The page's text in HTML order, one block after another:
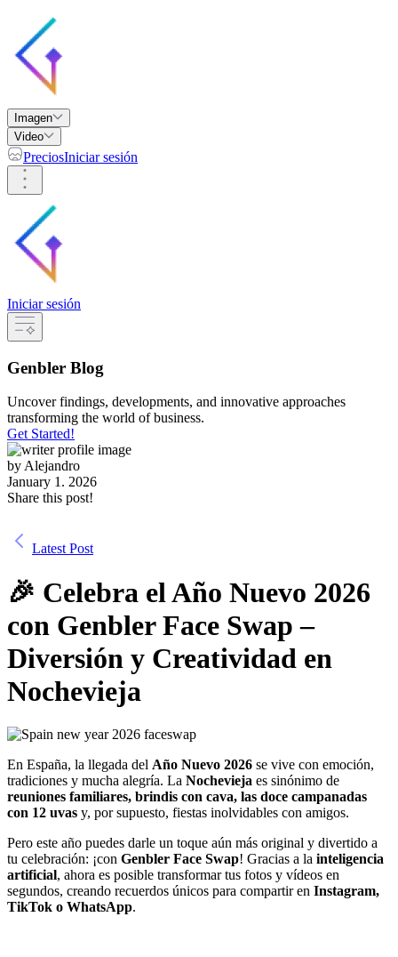
Imagen
Video
PreciosIniciar sesión
Iniciar sesión
Genbler Blog
Uncover findings, developments, and innovative approaches
transforming the world of business.
Get Started!
byAlejandro
January 1. 2026
Share this post!
Latest Post
🎉 Celebra el Año Nuevo 2026
con Genbler Face Swap –
Diversión y Creatividad en
Nochevieja
En España, la llegada del Año Nuevo 2026 se vive con emoción,
tradiciones y mucha alegría. La Nochevieja es sinónimo de
reuniones familiares, brindis con cava, las doce campanadas
con 12 uvas y, por supuesto, fiestas inolvidables con amigos.
Pero este año puedes darle un toque aún más original y divertido a
tu celebración: ¡con Genbler Face Swap! Gracias a la inteligencia
artificial, ahora es posible transformar tus fotos y vídeos en
segundos, creando recuerdos únicos para compartir en Instagram,
TikTok o WhatsApp.